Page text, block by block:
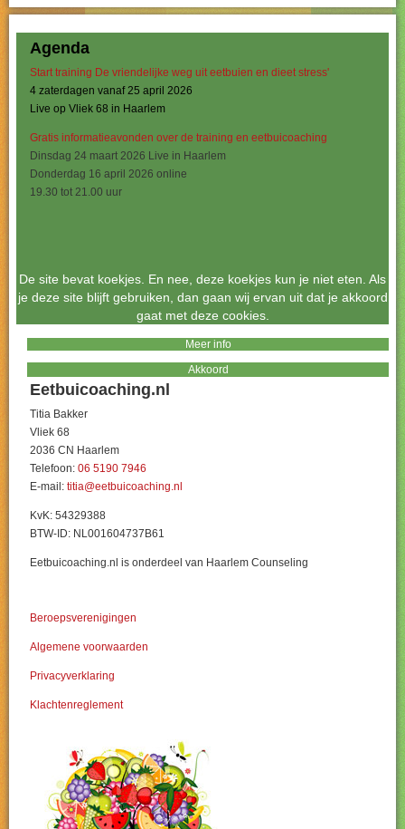
Agenda
Start training De vriendelijke weg uit eetbuien en dieet stress'
4 zaterdagen vanaf 25 april 2026
Live op Vliek 68 in Haarlem
Gratis informatieavonden over de training en eetbuicoaching
Dinsdag 24 maart 2026 Live in Haarlem
Donderdag 16 april 2026 online
19.30 tot 21.00 uur
De site bevat koekjes. En nee, deze koekjes kun je niet eten. Als
je deze site blijft gebruiken, dan gaan wij ervan uit dat je akkoord
gaat met deze cookies.
Meer info
Akkoord
Eetbuicoaching.nl
Titia Bakker
Vliek 68
2036 CN Haarlem
Telefoon: 06 5190 7946
E-mail: titia@eetbuicoaching.nl
KvK: 54329388
BTW-ID: NL001604737B61
Eetbuicoaching.nl is onderdeel van Haarlem Counseling
Beroepsverenigingen
Algemene voorwaarden
Privacyverklaring
Klachtenreglement